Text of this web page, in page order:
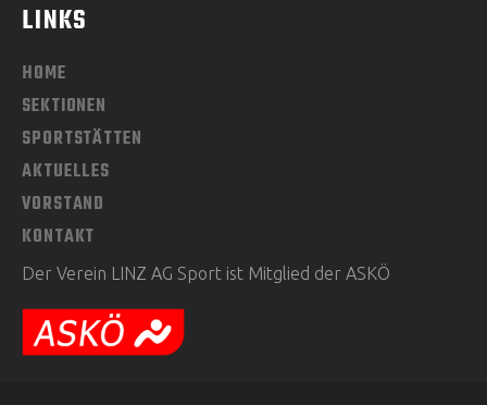
LINKS
HOME
SEKTIONEN
SPORTSTÄTTEN
AKTUELLES
VORSTAND
KONTAKT
Der Verein LINZ AG Sport ist Mitglied der ASKÖ